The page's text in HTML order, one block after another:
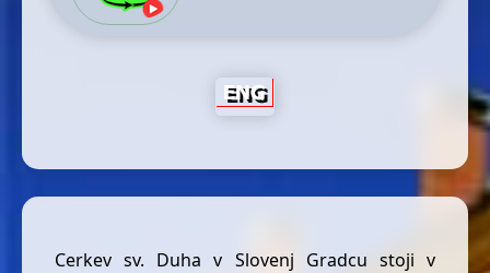
Cerkev sv. Duha v Slovenj Gradcu stoji v